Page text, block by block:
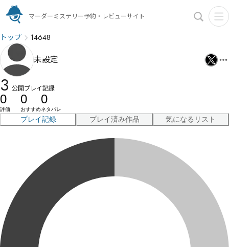
マーダーミステリー予約・レビューサイト
トップ 14648
未設定
3 公開プレイ記録
0
評価
0
おすすめ
0
ネタバレ
プレイ記録 プレイ済み作品 気になるリスト